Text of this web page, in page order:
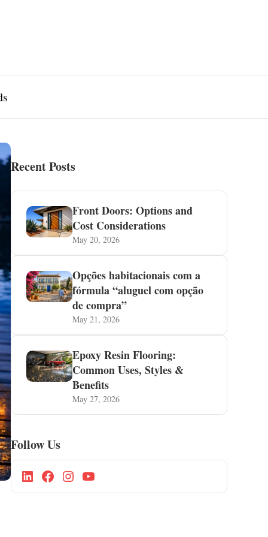
Recent Posts
Front Doors: Options and
Cost Considerations
May 20, 2026
Opções habitacionais com a
fórmula “aluguel com opção
de compra”
May 21, 2026
Epoxy Resin Flooring:
Common Uses, Styles &
Benefits
May 27, 2026
Follow Us